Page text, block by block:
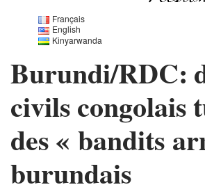
Français
English
Kinyarwanda
Burundi/RDC:
civils congolais
des « bandits
burundais